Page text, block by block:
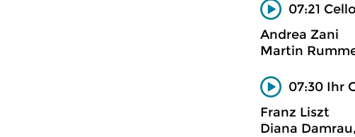
07:21
Andrea Zani
Martin
07:30 Ihr
Franz Liszt
Diana